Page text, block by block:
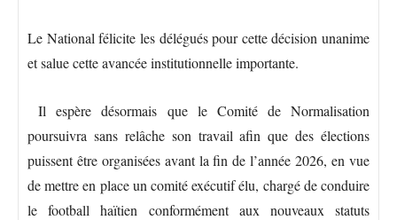
Le National félicite les délégués pour cette décision unanime
et salue cette avancée institutionnelle importante.
Il espère désormais que le Comité de Normalisation
poursuivra sans relâche son travail afin que des élections
puissent être organisées avant la fin de l’année 2026, en vue
de mettre en place un comité exécutif élu, chargé de conduire
le football haïtien conformément aux nouveaux statuts